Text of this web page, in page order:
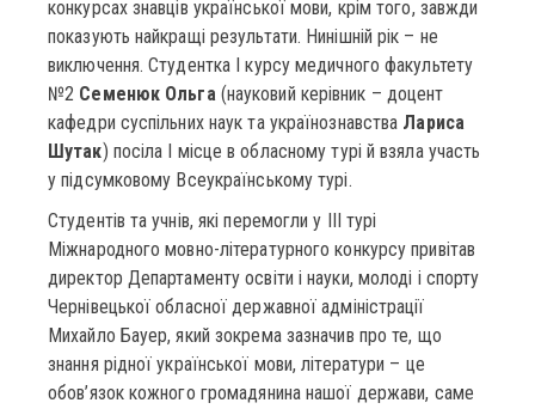
конкурсах знавців української мови, крім того, завжди
показують найкращі результати. Нинішній рік – не
виключення. Студентка І курсу медичного факультету
№2 Семенюк Ольга(науковий керівник – доцент
кафедри суспільних наук та українознавства Лариса
Шутак) посіла І місце в обласному турі й взяла участь
у підсумковому Всеукраїнському турі.
Студентів та учнів, які перемогли у ІІІ турі
Міжнародного мовно-літературного конкурсу привітав
директор Департаменту освіти і науки, молоді і спорту
Чернівецької обласної державної адміністрації
Михайло Бауер, який зокрема зазначив про те, що
знання рідної української мови, літератури – це
обов’язок кожного громадянина нашої держави, саме